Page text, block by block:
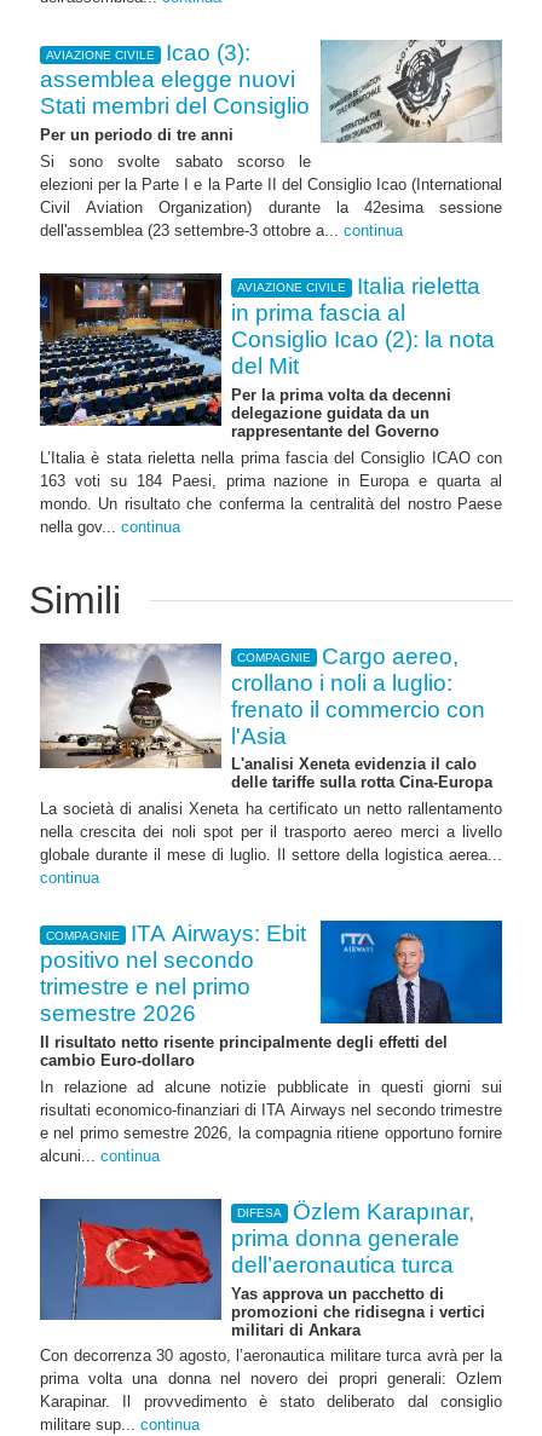
AVIAZIONE CIVILE
Icao (3):
assemblea elegge nuovi
Stati membri del Consiglio
Per un periodo di tre anni
Si sono svolte sabato scorso le
elezioni per la Parte I e la Parte II del Consiglio Icao (International
Civil Aviation Organization) durante la 42esima sessione
dell'assemblea (23 settembre-3 ottobre a... continua
AVIAZIONE CIVILE
Italia rieletta
in prima fascia al
Consiglio Icao (2): la nota
del Mit
Per la prima volta da decenni
delegazione guidata da un
rappresentante del Governo
L’Italia è stata rieletta nella prima fascia del Consiglio ICAO con
163 voti su 184 Paesi, prima nazione in Europa e quarta al
mondo. Un risultato che conferma la centralità del nostro Paese
nella gov... continua
Simili
COMPAGNIE
Cargo aereo,
crollano i noli a luglio:
frenato il commercio con
l'Asia
L'analisi Xeneta evidenzia il calo
delle tariffe sulla rotta Cina-Europa
La società di analisi Xeneta ha certificato un netto rallentamento
nella crescita dei noli spot per il trasporto aereo merci a livello
globale durante il mese di luglio. Il settore della logistica aerea...
continua
COMPAGNIE
ITA Airways: Ebit
positivo nel secondo
trimestre e nel primo
semestre 2026
Il risultato netto risente principalmente degli effetti del
cambio Euro-dollaro
In relazione ad alcune notizie pubblicate in questi giorni sui
risultati economico-finanziari di ITA Airways nel secondo trimestre
e nel primo semestre 2026, la compagnia ritiene opportuno fornire
alcuni... continua
DIFESA
Özlem Karapınar,
prima donna generale
dell’aeronautica turca
Yas approva un pacchetto di
promozioni che ridisegna i vertici
militari di Ankara
Con decorrenza 30 agosto, l’aeronautica militare turca avrà per la
prima volta una donna nel novero dei propri generali: Ozlem
Karapinar. Il provvedimento è stato deliberato dal consiglio
militare sup... continua